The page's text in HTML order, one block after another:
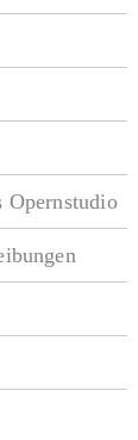
Opernstudio